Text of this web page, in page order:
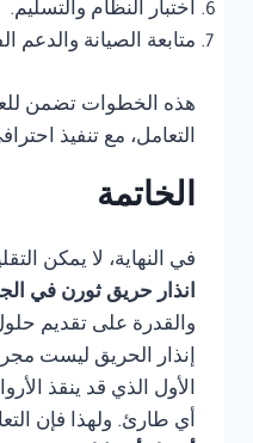
اختبار النظام والتسليم.
متابعة الصيانة والدعم
هذه الخطوات تضمن
التعامل، مع تنفيذ
الخاتمة
في النهاية، لا يمكن
انذار حريق ثورن في
والقدرة على تقديم
إنذار الحريق ليست
الأول الذي قد ينقذ
أي طارئ. ولهذا فإن